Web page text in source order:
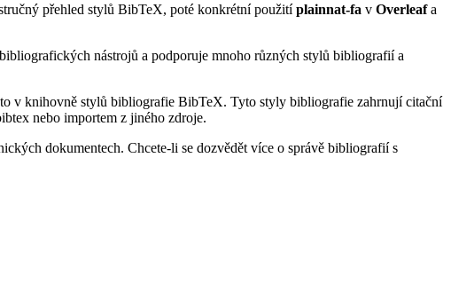
přehled stylů BibTeX, poté konkrétní použitíplainnat-fa v Overleafa
nástrojů a podporuje mnoho různých stylů bibliografií a
v knihovně stylů bibliografie BibTeX. Tyto styly bibliografie zahrnují citační
nebo importem z jiného zdroje.
dokumentech. Chcete-li se dozvědět více o správě bibliografií s